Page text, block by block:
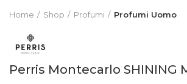
Home Shop Profumi Profumi Uomo
Perris Montecarlo SHINING